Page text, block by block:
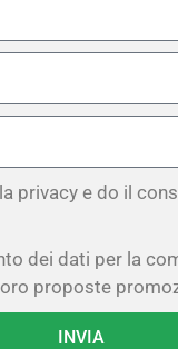
privacy e do il
dei dati per la
proposte
INVIA